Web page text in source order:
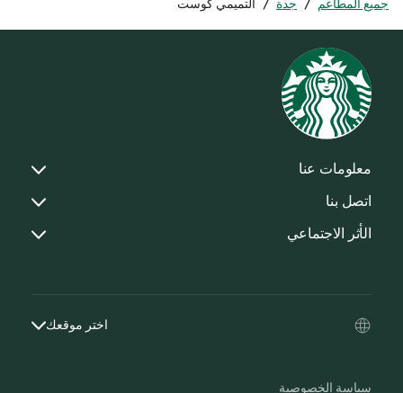
جميع المطاعم / جدة / التميمي كوست
معلومات عنا
اتصل بنا
الأثر الاجتماعي
اختر موقعك
سياسة الخصوصية